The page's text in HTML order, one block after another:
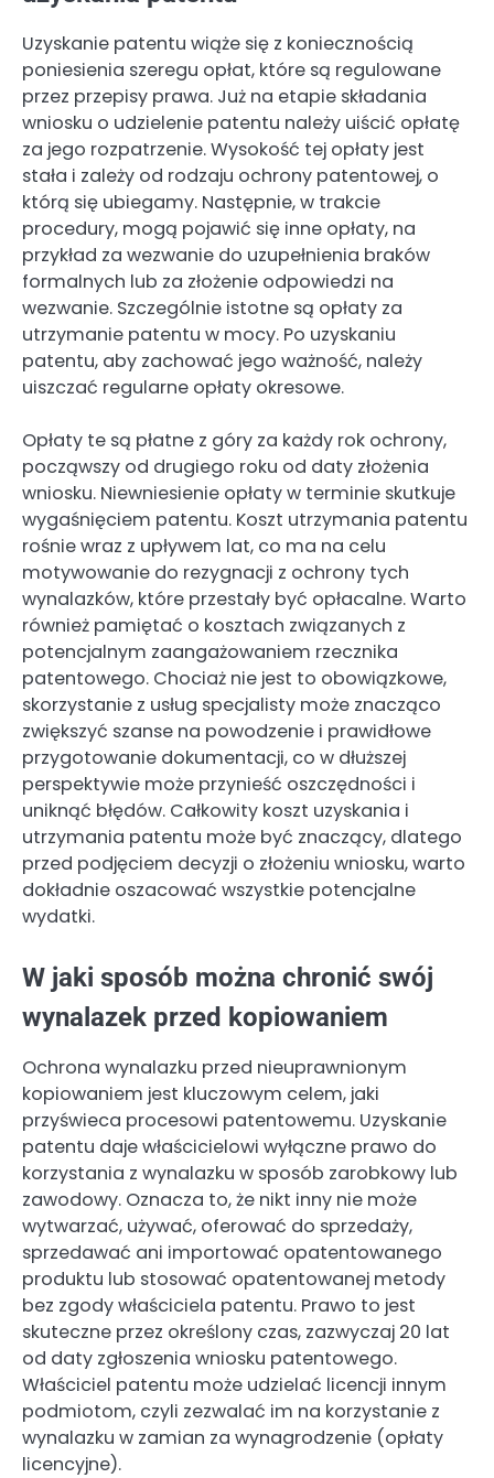
Uzyskanie patentu wiąże się z koniecznością
poniesienia szeregu opłat, które są regulowane
przez przepisy prawa. Już na etapie składania
wniosku o udzielenie patentu należy uiścić opłatę
za jego rozpatrzenie. Wysokość tej opłaty jest
stała i zależy od rodzaju ochrony patentowej, o
którą się ubiegamy. Następnie, w trakcie
procedury, mogą pojawić się inne opłaty, na
przykład za wezwanie do uzupełnienia braków
formalnych lub za złożenie odpowiedzi na
wezwanie. Szczególnie istotne są opłaty za
utrzymanie patentu w mocy. Po uzyskaniu
patentu, aby zachować jego ważność, należy
uiszczać regularne opłaty okresowe.
Opłaty te są płatne z góry za każdy rok ochrony,
począwszy od drugiego roku od daty złożenia
wniosku. Niewniesienie opłaty w terminie skutkuje
wygaśnięciem patentu. Koszt utrzymania patentu
rośnie wraz z upływem lat, co ma na celu
motywowanie do rezygnacji z ochrony tych
wynalazków, które przestały być opłacalne. Warto
również pamiętać o kosztach związanych z
potencjalnym zaangażowaniem rzecznika
patentowego. Chociaż nie jest to obowiązkowe,
skorzystanie z usług specjalisty może znacząco
zwiększyć szanse na powodzenie i prawidłowe
przygotowanie dokumentacji, co w dłuższej
perspektywie może przynieść oszczędności i
uniknąć błędów. Całkowity koszt uzyskania i
utrzymania patentu może być znaczący, dlatego
przed podjęciem decyzji o złożeniu wniosku, warto
dokładnie oszacować wszystkie potencjalne
wydatki.
W jaki sposób można chronić swój
wynalazek przed kopiowaniem
Ochrona wynalazku przed nieuprawnionym
kopiowaniem jest kluczowym celem, jaki
przyświeca procesowi patentowemu. Uzyskanie
patentu daje właścicielowi wyłączne prawo do
korzystania z wynalazku w sposób zarobkowy lub
zawodowy. Oznacza to, że nikt inny nie może
wytwarzać, używać, oferować do sprzedaży,
sprzedawać ani importować opatentowanego
produktu lub stosować opatentowanej metody
bez zgody właściciela patentu. Prawo to jest
skuteczne przez określony czas, zazwyczaj 20 lat
od daty zgłoszenia wniosku patentowego.
Właściciel patentu może udzielać licencji innym
podmiotom, czyli zezwalać im na korzystanie z
wynalazku w zamian za wynagrodzenie (opłaty
licencyjne).